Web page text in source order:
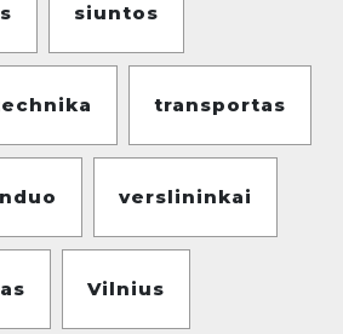
siuntos
transportas
verslininkai
Vilnius